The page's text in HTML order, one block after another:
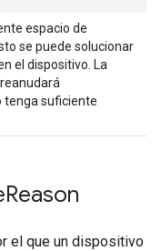
espacio de
se puede solucionar
el dispositivo. La
tenga suficiente
Reason
el que un dispositivo